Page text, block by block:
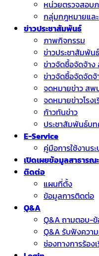
หน่วยตรวจสอบ
กลุ่มกฎหมายแล
ข่าวประชาสัมพันธ์
ภาพกิจกรรม
ข่าวประชาสัมพันธ์
ข่าวจัดชื้อจัดจ้า
ข่าวจัดซื้อจัดจัดจ้
จดหมายข่าว สพ
จดหมายข่าวโรง
ก้าวทันข่าว
ประชาสัมพันธ์บ
E-Service
คู่มือการใช้งานร
เปิดเผยข้อมูลสาธารณะ
ติดต่อ
แผนที่ตั้ง
ข้อมูลการติดต่อ
Q&A
Q&A ถามตอบ-
Q&A รับฟังควา
ช่องทางการร้อง